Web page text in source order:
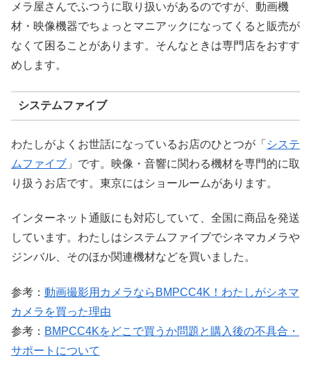
メラ屋さんでふつうに取り扱いがあるのですが、動画機
材・映像機器でちょっとマニアックになってくると販売が
なくて困ることがあります。そんなときは専門店をおすす
めします。
システムファイブ
わたしがよくお世話になっているお店のひとつが「 システ
ムファイブ 」です。映像・音響に関わる機材を専門的に取
り扱うお店です。東京にはショールームがあります。
インターネット通販にも対応していて、全国に商品を発送
しています。わたしはシステムファイブでシネマカメラや
ジンバル、そのほか関連機材などを買いました。
参考： 動画撮影用カメラならBMPCC4K！わたしがシネマ
カメラを買った理由
参考： BMPCC4Kをどこで買うか問題と購入後の不具合・
サポートについて